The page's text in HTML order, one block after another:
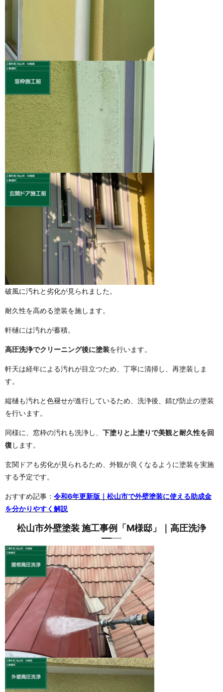
破風に汚れと劣化が見られました。
耐久性を高める塗装を施します。
軒樋には汚れが蓄積。
高圧洗浄でクリーニング後に塗装を行います。
軒天は経年による汚れが目立つため、丁寧に清掃し、再塗装しま
す。
縦樋も汚れと色褪せが進行しているため、洗浄後、錆び防止の塗装
を行います。
同様に、窓枠の汚れも洗浄し、 下塗りと上塗りで美観と耐久性を回
復 します。
玄関ドアも劣化が見られるため、外観が良くなるように塗装を実施
する予定です。
おすすめ記事： 令和6年更新版｜松山市で外壁塗装に使える助成金
を分かりやすく解説
松山市外壁塗装 施工事例「M様邸」｜高圧洗浄